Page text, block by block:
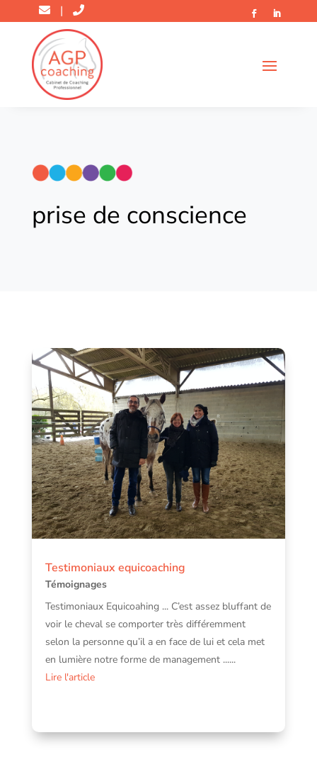
|
prise de conscience
Testimoniaux equicoaching
Témoignages
Testimoniaux Equicoahing ... C’est assez bluffant de
voir le cheval se comporter très différemment
selon la personne qu’il a en face de lui et cela met
en lumière notre forme de management ......
Lire l'article